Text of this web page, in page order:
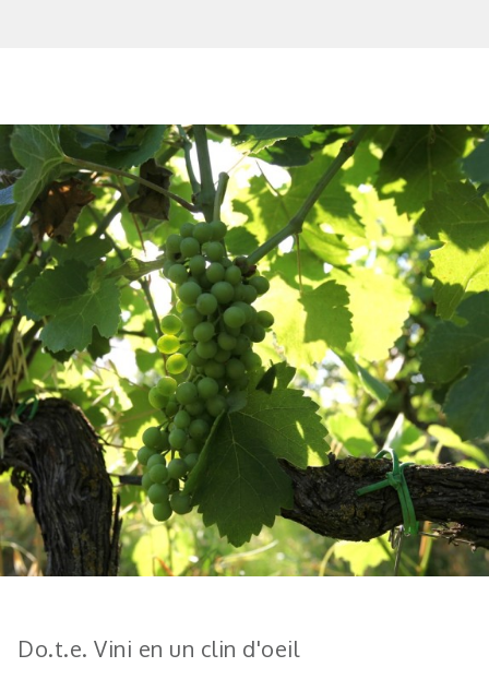
Do.t.e. Vini en un clin d'oeil